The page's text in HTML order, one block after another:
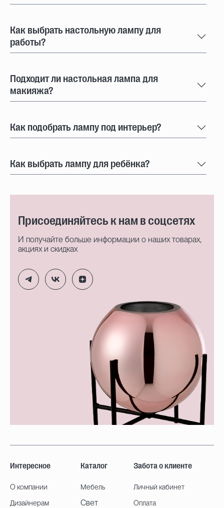
Как выбрать настольную лампу для
работы?
Подходит ли настольная лампа для
макияжа?
Как подобрать лампу под интерьер?
Как выбрать лампу для ребёнка?
Присоединяйтесь к нам в соцсетях
И получайте больше информации о наших товарах,
акциях и скидках
Интересное
О компании
Дизайнерам
Каталог
Мебель
Свет
Забота о клиенте
Личный кабинет
Оплата